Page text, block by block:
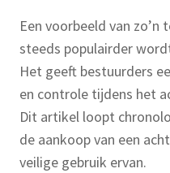
Een voorbeeld van
steeds populairder
Het geeft bestuurders
en controle tijdens het
Dit artikel loopt
de aankoop van een
veilige gebruik ervan.